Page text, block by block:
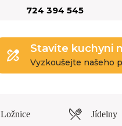
724 394 545
Stavíte kuchyni
Vyzkoušejte našeho
Ložnice Jídelny